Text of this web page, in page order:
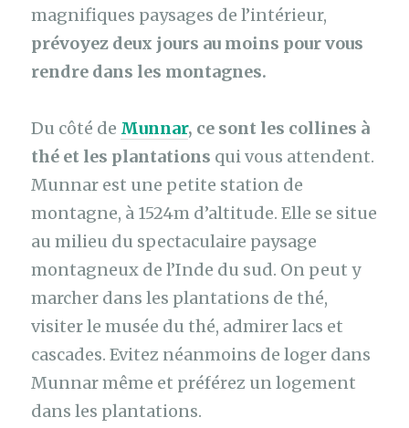
magnifiques paysages de l’intérieur,
prévoyez deux jours au moins pour vous
rendre dans les montagnes.
Du côté de Munnar, ce sont les collines à
thé et les plantations qui vous attendent.
Munnar est une petite station de
montagne, à 1524m d’altitude. Elle se situe
au milieu du spectaculaire paysage
montagneux de l’Inde du sud. On peut y
marcher dans les plantations de thé,
visiter le musée du thé, admirer lacs et
cascades. Evitez néanmoins de loger dans
Munnar même et préférez un logement
dans les plantations.